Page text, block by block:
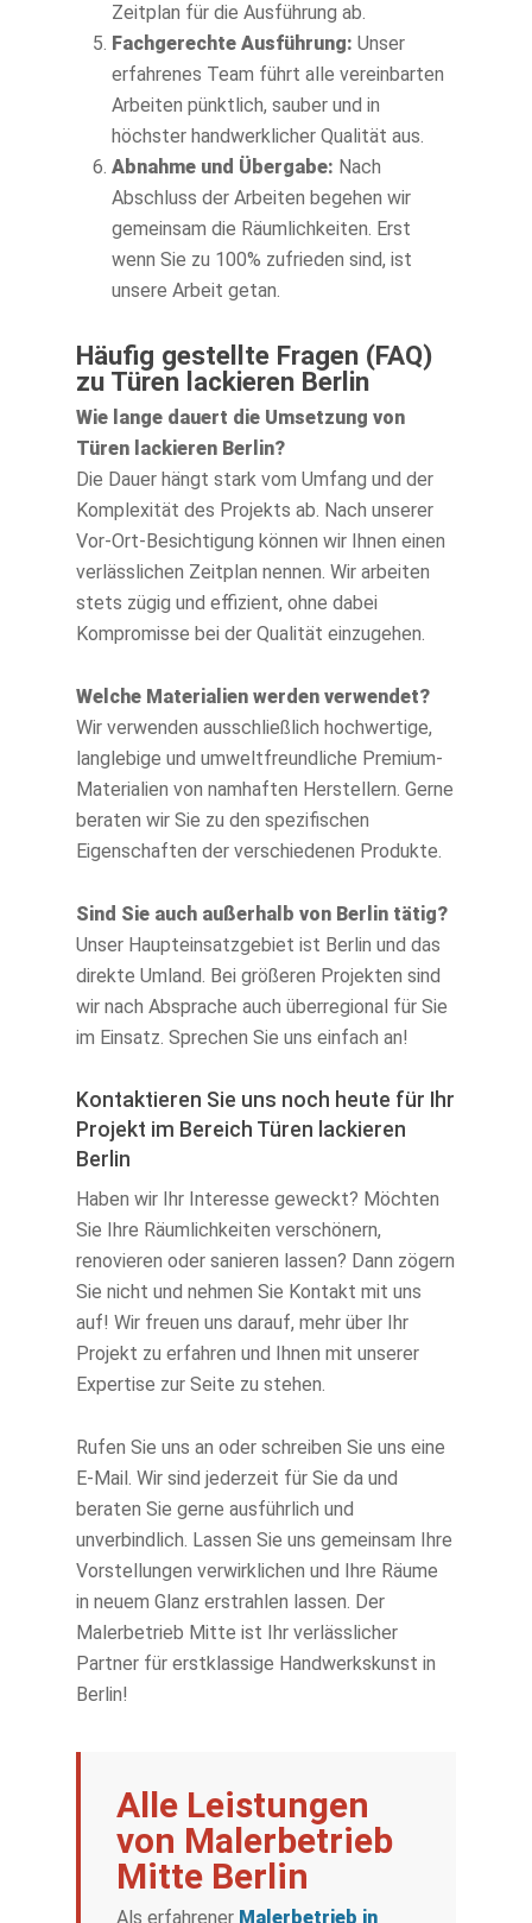
Zeitplan für die Ausführung ab.
Fachgerechte Ausführung: Unser
erfahrenes Team führt alle vereinbarten
Arbeiten pünktlich, sauber und in
höchster handwerklicher Qualität aus.
Abnahme und Übergabe: Nach
Abschluss der Arbeiten begehen wir
gemeinsam die Räumlichkeiten. Erst
wenn Sie zu 100% zufrieden sind, ist
unsere Arbeit getan.
Häufig gestellte Fragen (FAQ)
zu Türen lackieren Berlin
Wie lange dauert die Umsetzung von
Türen lackieren Berlin?
Die Dauer hängt stark vom Umfang und der
Komplexität des Projekts ab. Nach unserer
Vor-Ort-Besichtigung können wir Ihnen einen
verlässlichen Zeitplan nennen. Wir arbeiten
stets zügig und effizient, ohne dabei
Kompromisse bei der Qualität einzugehen.
Welche Materialien werden verwendet?
Wir verwenden ausschließlich hochwertige,
langlebige und umweltfreundliche Premium-
Materialien von namhaften Herstellern. Gerne
beraten wir Sie zu den spezifischen
Eigenschaften der verschiedenen Produkte.
Sind Sie auch außerhalb von Berlin tätig?
Unser Haupteinsatzgebiet ist Berlin und das
direkte Umland. Bei größeren Projekten sind
wir nach Absprache auch überregional für Sie
im Einsatz. Sprechen Sie uns einfach an!
Kontaktieren Sie uns noch heute für Ihr
Projekt im Bereich Türen lackieren
Berlin
Haben wir Ihr Interesse geweckt? Möchten
Sie Ihre Räumlichkeiten verschönern,
renovieren oder sanieren lassen? Dann zögern
Sie nicht und nehmen Sie Kontakt mit uns
auf! Wir freuen uns darauf, mehr über Ihr
Projekt zu erfahren und Ihnen mit unserer
Expertise zur Seite zu stehen.
Rufen Sie uns an oder schreiben Sie uns eine
E-Mail. Wir sind jederzeit für Sie da und
beraten Sie gerne ausführlich und
unverbindlich. Lassen Sie uns gemeinsam Ihre
Vorstellungen verwirklichen und Ihre Räume
in neuem Glanz erstrahlen lassen. Der
Malerbetrieb Mitte ist Ihr verlässlicher
Partner für erstklassige Handwerkskunst in
Berlin!
Alle Leistungen
von Malerbetrieb
Mitte Berlin
Als erfahrener Malerbetrieb in